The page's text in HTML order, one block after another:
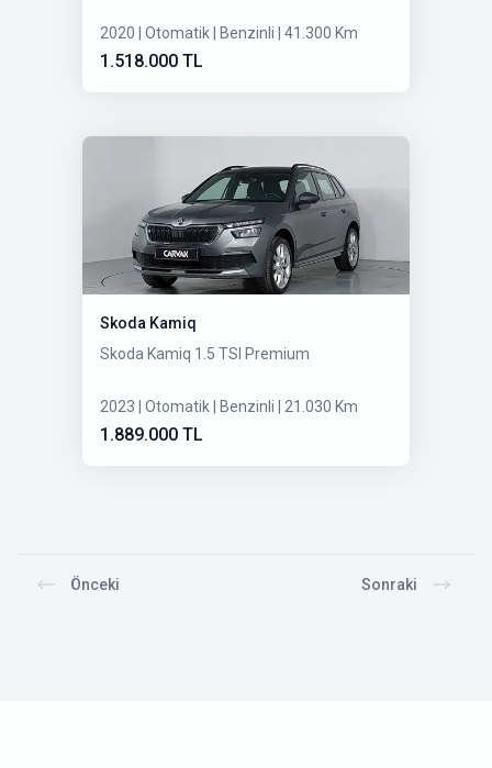
2020 | Otomatik | Benzinli | 41.300 Km
1.518.000 TL
Skoda Kamiq
Skoda Kamiq 1.5 TSI Premium
2023 | Otomatik | Benzinli | 21.030 Km
1.889.000 TL
Önceki Sonraki